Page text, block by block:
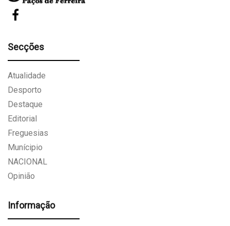
Secções
Atualidade
Desporto
Destaque
Editorial
Freguesias
Munícipio
NACIONAL
Opinião
Informação